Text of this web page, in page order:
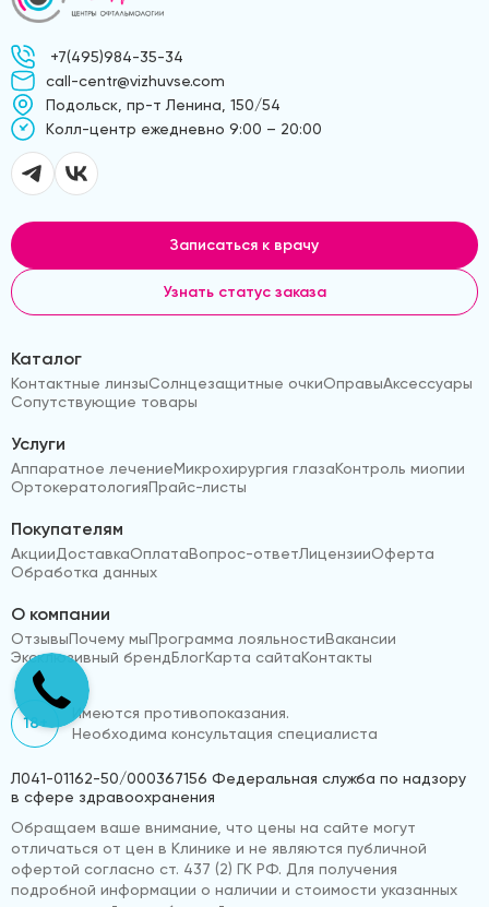
+7(495)984-35-34
call-centr@vizhuvse.com
Подольск, пр-т Ленина, 150/54
Kолл-центр ежедневно 9:00 – 20:00
Записаться к врачу
Узнать статус заказа
Каталог
Контактные линзыСолнцезащитные очкиОправыАксессуары
Сопутствующие товары
Услуги
Аппаратное лечениеМикрохирургия глазаКонтроль миопии
ОртокератологияПрайс-листы
Покупателям
АкцииДоставкаОплатаВопрос-ответЛицензииОферта
Обработка данных
О компании
ОтзывыПочему мыПрограмма лояльностиВакансии
Эксклюзивный брендБлогКарта сайтаКонтакты
18+
Имеются противопоказания.
Необходима консультация специалиста
Л041-01162-50/000367156 Федеральная служба по надзору
в сфере здравоохранения
Обращаем ваше внимание, что цены на сайте могут
отличаться от цен в Клинике и не являются публичной
офертой согласно ст. 437 (2) ГК РФ. Для получения
подробной информации о наличии и стоимости указанных